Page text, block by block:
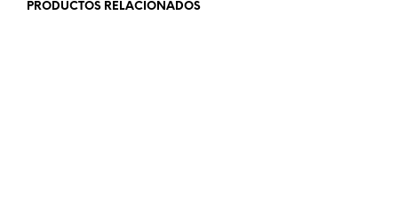
PRODUCTOS RELACIONADOS